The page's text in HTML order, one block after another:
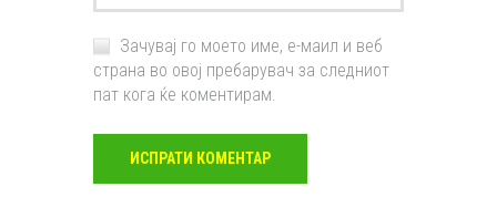
Зачувај го моето име, е-маил и веб
страна во овој пребарувач за следниот
пат кога ќе коментирам.